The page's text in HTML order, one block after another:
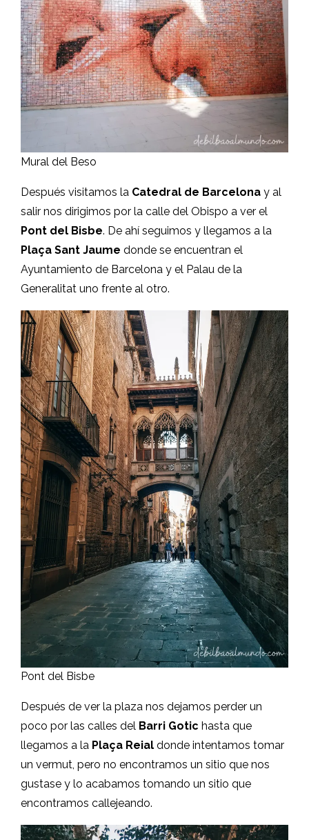
Mural del Beso
Después visitamos la Catedral de Barcelona y al
salir nos dirigimos por la calle del Obispo a ver el
Pont del Bisbe. De ahí seguimos y llegamos a la
Plaça Sant Jaume donde se encuentran el
Ayuntamiento de Barcelona y el Palau de la
Generalitat uno frente al otro.
Pont del Bisbe
Después de ver la plaza nos dejamos perder un
poco por las calles del Barri Gotic hasta que
llegamos a la Plaça Reial donde intentamos tomar
un vermut, pero no encontramos un sitio que nos
gustase y lo acabamos tomando un sitio que
encontramos callejeando.